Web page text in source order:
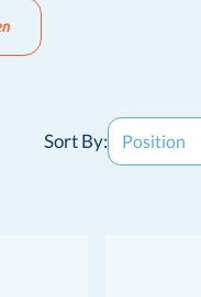
Sort By: